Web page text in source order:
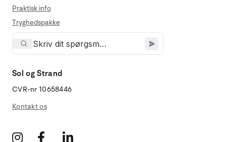
Praktisk info
Tryghedspakke
Sol og Strand
CVR-nr 10658446
Kontakt os